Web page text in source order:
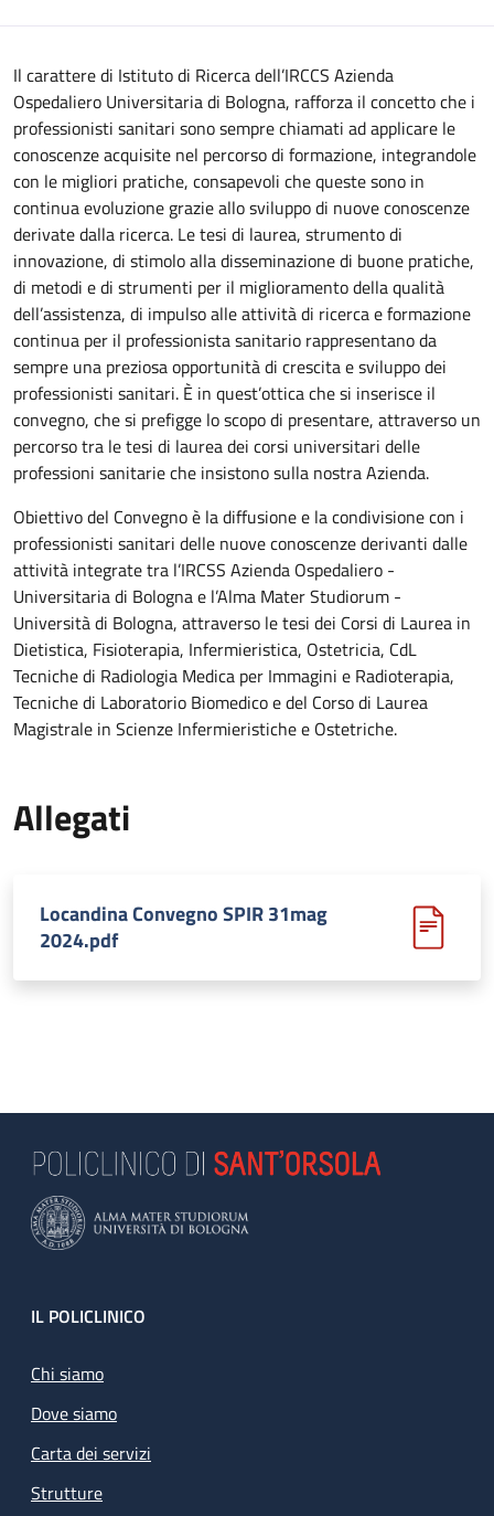
Il carattere di Istituto di Ricerca dell’IRCCS Azienda
Ospedaliero Universitaria di Bologna, rafforza il concetto che i
professionisti sanitari sono sempre chiamati ad applicare le
conoscenze acquisite nel percorso di formazione, integrandole
con le migliori pratiche, consapevoli che queste sono in
continua evoluzione grazie allo sviluppo di nuove conoscenze
derivate dalla ricerca. Le tesi di laurea, strumento di
innovazione, di stimolo alla disseminazione di buone pratiche,
di metodi e di strumenti per il miglioramento della qualità
dell’assistenza, di impulso alle attività di ricerca e formazione
continua per il professionista sanitario rappresentano da
sempre una preziosa opportunità di crescita e sviluppo dei
professionisti sanitari. È in quest’ottica che si inserisce il
convegno, che si prefigge lo scopo di presentare, attraverso un
percorso tra le tesi di laurea dei corsi universitari delle
professioni sanitarie che insistono sulla nostra Azienda.
Obiettivo del Convegno è la diffusione e la condivisione con i
professionisti sanitari delle nuove conoscenze derivanti dalle
attività integrate tra l’IRCSS Azienda Ospedaliero -
Universitaria di Bologna e l’Alma Mater Studiorum -
Università di Bologna, attraverso le tesi dei Corsi di Laurea in
Dietistica, Fisioterapia, Infermieristica, Ostetricia, CdL
Tecniche di Radiologia Medica per Immagini e Radioterapia,
Tecniche di Laboratorio Biomedico e del Corso di Laurea
Magistrale in Scienze Infermieristiche e Ostetriche.
Allegati
Locandina Convegno SPIR 31mag
2024.pdf
Footer
IL POLICLINICO
Chi siamo
Dove siamo
Carta dei servizi
Strutture